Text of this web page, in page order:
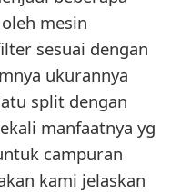
mesin
sesuai dengan
ukurannya
split dengan
manfaatnya yg
campuran
kami jelaskan